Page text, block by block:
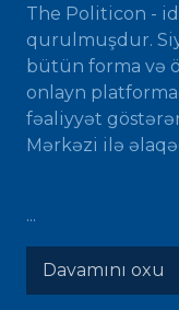
The Politicon -
qurulmuşdur.
bütün forma və
onlayn
fəaliyyət
Mərkəzi ilə
...
Davamını oxu